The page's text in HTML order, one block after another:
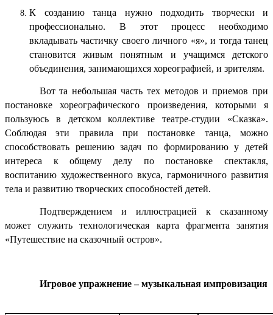
К созданию танца нужно подходить творчески и
профессионально. В этот процесс необходимо
вкладывать частичку своего личного «я», и тогда танец
становится живым понятным и учащимся детского
объединения, занимающихся хореографией, и зрителям.
Вот та небольшая часть тех методов и приемов при
постановке хореографического произведения, которыми я
пользуюсь в детском коллективе театре-студии «Сказка».
Соблюдая эти правила при постановке танца, можно
способствовать решению задач по формированию у детей
интереса к общему делу по постановке спектакля,
воспитанию художественного вкуса, гармоничного развития
тела и развитию творческих способностей детей.
Подтверждением и иллюстрацией к сказанному
может служить технологическая карта фрагмента занятия
«Путешествие на сказочный остров».
Игровое упражнение – музыкальная импровизация